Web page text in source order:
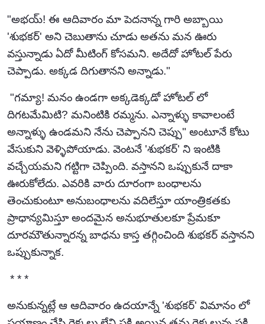
"అభయ్! ఈ ఆదివారం మా పెదనాన్న గారి అబ్బాయి
'శుభకర్' అని చెబుతాను చూడు అతను మన ఊరు
వస్తున్నాడు ఏదో మీటింగ్ కోసమని. అదేదో హోటల్ పేరు
చెప్పాడు. అక్కడ దిగుతానని అన్నాడు."
"గమ్యా! మనం ఉండగా అక్కడెక్కడో హోటల్ లో
దిగటమేమిటి? మనింటికి రమ్మను. ఎన్నాళ్ళు కావాలంటే
అన్నాళ్ళు ఉండమని నేను చెప్పానని చెప్పు" అంటూనే కోటు
వేసుకుని వెళ్ళిపోయాడు. వెంటనే 'శుభకర్' ని ఇంటికి
వచ్చేయమని గట్టిగా చెప్పింది. వస్తానని ఒప్పుకునే దాకా
ఊరుకోలేదు. ఎవరికి వారు దూరంగా బంధాలను
తెంచుకుంటూ అనుబంధాలను వదిలేస్తూ యాంత్రికతకు
ప్రాధాన్యమిస్తూ అందమైన అనుభూతులకూ ప్రేమకూ
దూరమౌతున్నారన్న బాధను కాస్త తగ్గించింది శుభకర్ వస్తానని
ఒప్పుకున్నాక.
* * *
అనుకున్నట్లే ఆ ఆదివారం ఉదయాన్నే 'శుభకర్' విమానం లో